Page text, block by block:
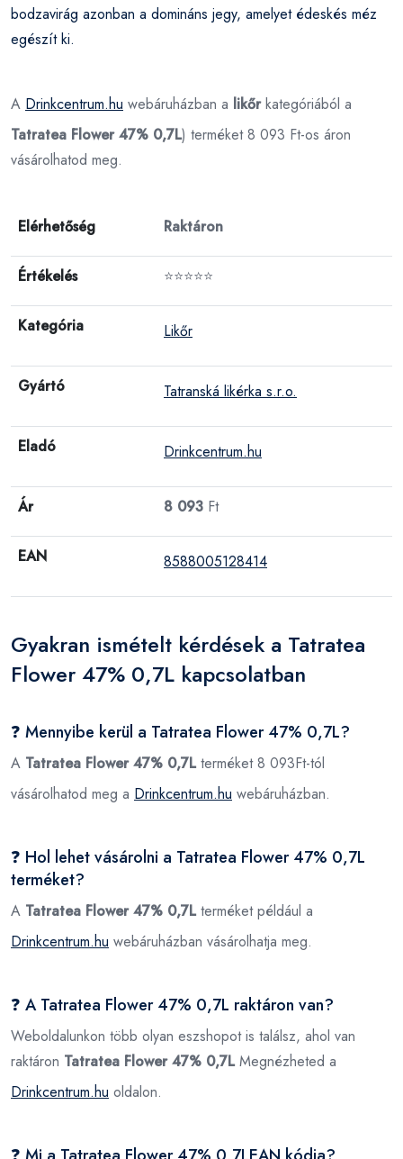
bodzavirág azonban a domináns jegy, amelyet édeskés méz
egészít ki.
A Drinkcentrum.hu webáruházban a likőrkategóriából a
Tatratea Flower 47% 0,7L) terméket 8 093 Ft-os áron
vásárolhatod meg.
Elérhetőség Raktáron
Értékelés ⭐⭐⭐⭐⭐
Kategória Likőr
Gyártó Tatranská likérka s.r.o.
Eladó Drinkcentrum.hu
Ár 8 093 Ft
EAN 8588005128414
Gyakran ismételt kérdések a Tatratea
Flower 47% 0,7L kapcsolatban
❓ Mennyibe kerül a Tatratea Flower 47% 0,7L?
A Tatratea Flower 47% 0,7Lterméket 8 093Ft-tól
vásárolhatod meg a Drinkcentrum.hu webáruházban.
❓ Hol lehet vásárolni a Tatratea Flower 47% 0,7L
terméket?
A Tatratea Flower 47% 0,7Lterméket például a
Drinkcentrum.hu webáruházban vásárolhatja meg.
❓ A Tatratea Flower 47% 0,7L raktáron van?
Weboldalunkon több olyan eszshopot is találsz, ahol van
raktáron Tatratea Flower 47% 0,7LMegnézheted a
Drinkcentrum.hu oldalon.